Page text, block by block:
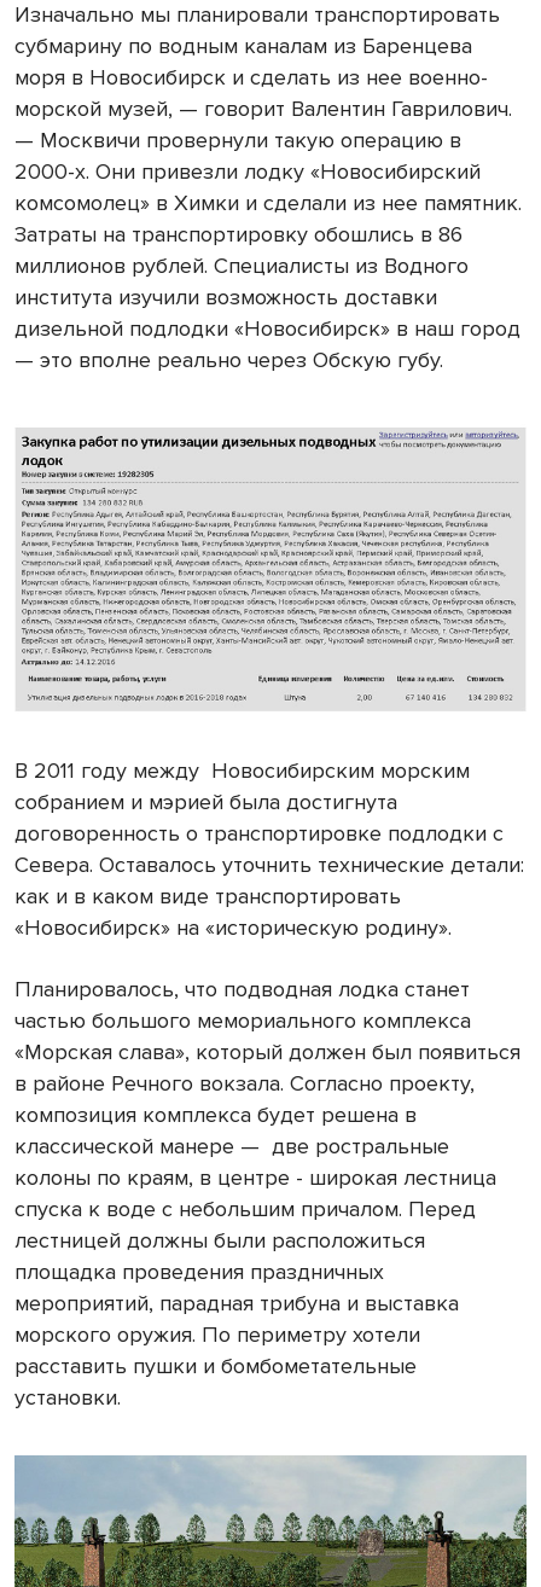
Изначально мы планировали транспортировать
субмарину по водным каналам из Баренцева
моря в Новосибирск и сделать из нее военно-
морской музей, — говорит Валентин Гаврилович.
— Москвичи провернули такую операцию в
2000-х. Они привезли лодку «Новосибирский
комсомолец» в Химки и сделали из нее памятник.
Затраты на транспортировку обошлись в 86
миллионов рублей. Специалисты из Водного
института изучили возможность доставки
дизельной подлодки «Новосибирск» в наш город
— это вполне реально через Обскую губу.
В 2011 году между Новосибирским морским
собранием и мэрией была достигнута
договоренность о транспортировке подлодки с
Севера. Оставалось уточнить технические детали:
как и в каком виде транспортировать
«Новосибирск» на «историческую родину».
Планировалось, что подводная лодка станет
частью большого мемориального комплекса
«Морская слава», который должен был появиться
в районе Речного вокзала. Согласно проекту,
композиция комплекса будет решена в
классической манере — две ростральные
колоны по краям, в центре - широкая лестница
спуска к воде с небольшим причалом. Перед
лестницей должны были расположиться
площадка проведения праздничных
мероприятий, парадная трибуна и выставка
морского оружия. По периметру хотели
расставить пушки и бомбометательные
установки.